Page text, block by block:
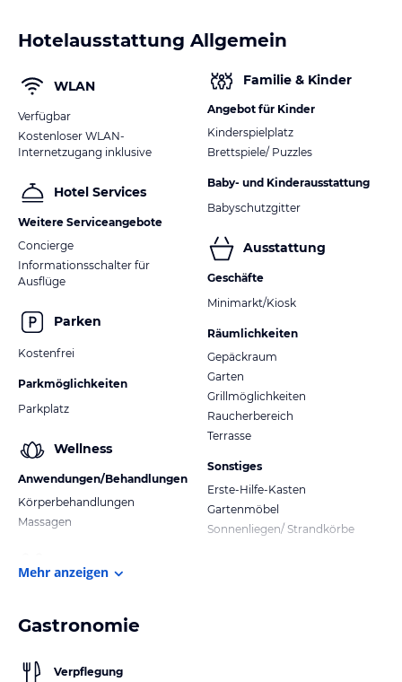
Hotelausstattung Allgemein
WLAN
Verfügbar
Kostenloser WLAN-
Internetzugang inklusive
Hotel Services
Weitere Serviceangebote
Concierge
Informationsschalter für
Ausflüge
Parken
Kostenfrei
Parkmöglichkeiten
Parkplatz
Wellness
Anwendungen/Behandlungen
Körperbehandlungen
Massagen
Familie & Kinder
Angebot für Kinder
Kinderspielplatz
Brettspiele/ Puzzles
Baby- und Kinderausstattung
Babyschutzgitter
Ausstattung
Geschäfte
Minimarkt/Kiosk
Räumlichkeiten
Gepäckraum
Garten
Grillmöglichkeiten
Raucherbereich
Terrasse
Sonstiges
Erste-Hilfe-Kasten
Gartenmöbel
Sonnenliegen/ Strandkörbe
Mehr anzeigen
Gastronomie
Verpflegung